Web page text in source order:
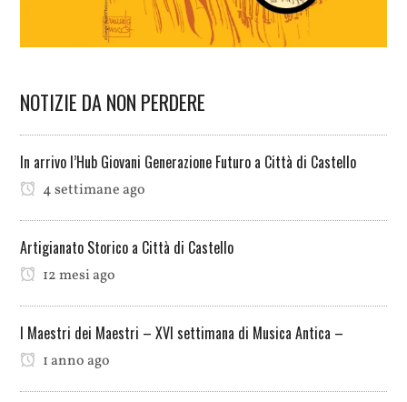
NOTIZIE DA NON PERDERE
In arrivo l’Hub Giovani Generazione Futuro a Città di Castello
4 settimane ago
Artigianato Storico a Città di Castello
12 mesi ago
I Maestri dei Maestri – XVI settimana di Musica Antica –
1 anno ago